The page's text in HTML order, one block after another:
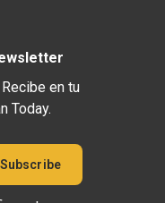
en tu
Today.